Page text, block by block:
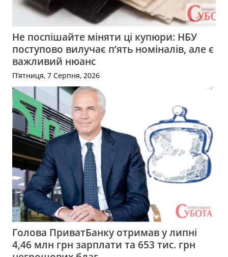
Не поспішайте міняти ці купюри: НБУ
поступово вилучає п’ять номіналів, але є
важливий нюанс
П’ятниця, 7 Серпня, 2026
Голова ПриватБанку отримав у липні
4,46 млн грн зарплати та 653 тис. грн